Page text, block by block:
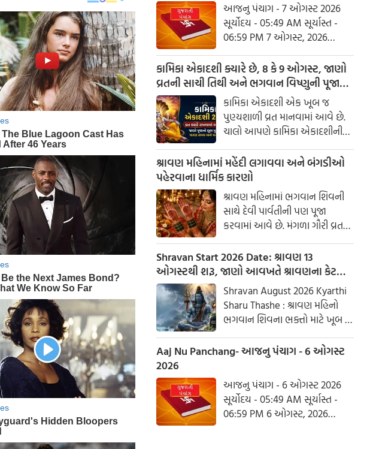
આજનુ પંચાગ - 7 ઓગસ્ટ 2026
સૂર્યોદય - 05:49 AM સૂર્યાસ્ત -
06:59 PM 7 ઓગસ્ટ, 2026
શુક્રવાર આષાઢ વદ નોમ - વિક્રમ
સંવત 2082
કામિકા એકાદશી ક્યારે છે, 8 કે 9 ઓગસ્ટ, જાણો
વ્રતની સાચી તિથી અને ભગવાન વિષ્ણુની પૂજાનું
શુભ મુહૂર્ત
કામિકા એકાદશી એક ખૂબ જ
પુણ્યશાળી વ્રત માનવામાં આવે છે.
ચાલો આપણે કામિકા એકાદશીની
ચોક્કસ તારીખ અને આ દિવસે પૂજા
કરવાનો શુભ સમય જાણીએ.
શ્રાવણ મહિનામાં મહેંદી લગાવવા અને બંગડીઓ
પહેરવાના ધાર્મિક કારણો
શ્રાવણ મહિનામાં ભગવાન શિવની
સાથે દેવી પાર્વતીની પણ પૂજા
કરવામાં આવે છે. મંગળા ગૌરી વ્રત
અને હરિયાળી તીજ જેવા પ્રસંગોએ
મહેંદી લગાવવી અને લીલા રંગના
કપડાં પહેરવા એ પતિના લાંબા
માટે શુભ માનવામાં આવે છે.
આપણી પરંપરાઓમાં, સ્ત્રીઓને
પ્રકૃતિનું સ્વરૂપ માનવામાં આવે છે.
Shravan Start 2026 Date: શ્રાવણ 13
ઓગસ્ટથી શરૂ, જાણો આવખતે શ્રાવણના કેટલા
સોમવાર રહેશે
Shravan August 2026 Kyarthi
Sharu Thashe : શ્રાવણ મહિનો
ભગવાન શિવના ભક્તો માટે ખૂબ જ
ખાસ છે. આ મહિનામાં ભગવાન
શિવની પૂજા કરવાથી ઈચ્છાઓ
ઝડપથી પૂર્ણ થાય છે. ધાર્મિક
માન્યતાઓ અનુસાર, ભગવાન શિવે
આ મહિનામાં દેવી પાર્વતીને પોતાની
પત્ની તરીકે સ્વીકાર્યા હતા. ચાલો
જાણીએ કે આ વર્ષે શ્રાવણમાં કેટલા
Aaj Nu Panchang- આજનુ પંચાગ - 6 ઓગસ્ટ
2026
આજનુ પંચાગ - 6 ઓગસ્ટ 2026
સૂર્યોદય - 05:49 AM સૂર્યાસ્ત -
06:59 PM 6 ઓગસ્ટ, 2026